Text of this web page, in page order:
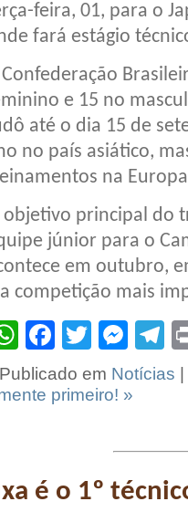
feira, 01, para o
fará estágio
e 15 no
até o dia 15 de
no país asiático,
na
objetivo principal do
júnior para o
em outubro,
competição mais
WhatsApp
Facebook
Twitter
Publicado em Notícias
primeiro! »
é o 1º